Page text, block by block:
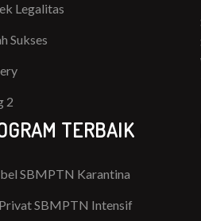
Legalitas
Sukses
2
TERBAIK
SBMPTN Karantina
SBMPTN Intensif